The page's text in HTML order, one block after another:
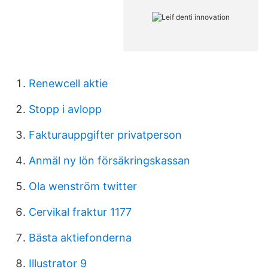
Renewcell aktie
Stopp i avlopp
Fakturauppgifter privatperson
Anmäl ny lön försäkringskassan
Ola wenström twitter
Cervikal fraktur 1177
Bästa aktiefonderna
Illustrator 9